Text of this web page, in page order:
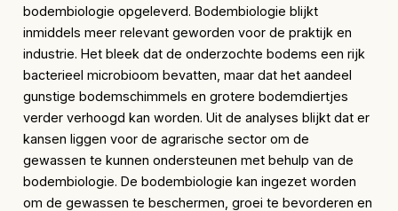
bodembiologie opgeleverd. Bodembiologie blijkt
inmiddels meer relevant geworden voor de praktijk en
industrie. Het bleek dat de onderzochte bodems een rijk
bacterieel microbioom bevatten, maar dat het aandeel
gunstige bodemschimmels en grotere bodemdiertjes
verder verhoogd kan worden. Uit de analyses blijkt dat er
kansen liggen voor de agrarische sector om de
gewassen te kunnen ondersteunen met behulp van de
bodembiologie. De bodembiologie kan ingezet worden
om de gewassen te beschermen, groei te bevorderen en